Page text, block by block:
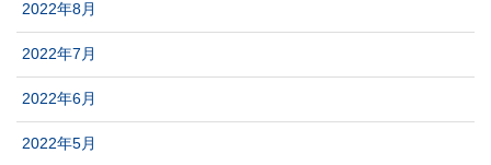
2022年8月
2022年7月
2022年6月
2022年5月